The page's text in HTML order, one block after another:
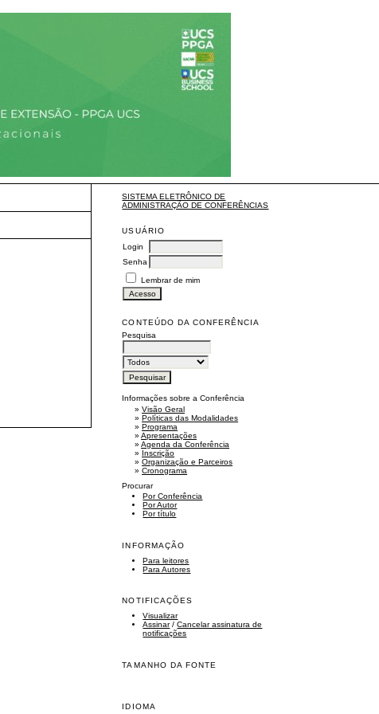
SISTEMA ELETRÔNICO DE
ADMINISTRAÇÃO DE CONFERÊNCIAS
USUÁRIO
Login
Senha
Lembrar de mim
CONTEÚDO DA CONFERÊNCIA
Pesquisa
Informações sobre a Conferência
»Visão Geral
»Políticas das Modalidades
»Programa
»Apresentações
»Agenda da Conferência
» Inscrição
»Organização e Parceiros
»Cronograma
Procurar
Por Conferência
Por Autor
Por título
INFORMAÇÃO
Para leitores
Para Autores
NOTIFICAÇÕES
Visualizar
Assinar/Cancelar assinatura de
notificações
TAMANHO DA FONTE
IDIOMA